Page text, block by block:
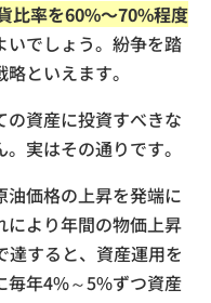
比率を60%〜70%程度
いでしょう。紛争を踏
といえます。
の資産に投資すべきな
実はその通りです。
価格の上昇を発端に
により年間の物価上昇
すると、資産運用を
毎年4%～5%ずつ資産